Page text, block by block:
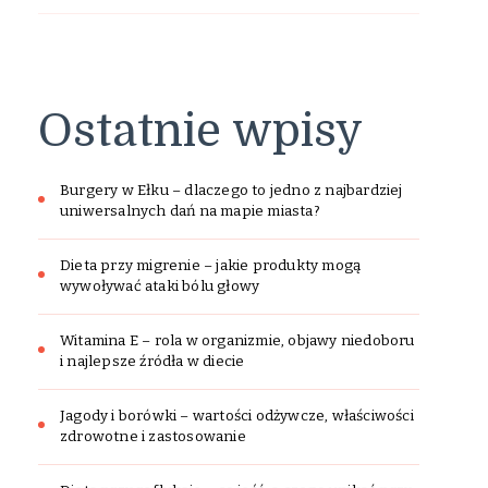
Ostatnie wpisy
Burgery w Ełku – dlaczego to jedno z najbardziej
uniwersalnych dań na mapie miasta?
Dieta przy migrenie – jakie produkty mogą
wywoływać ataki bólu głowy
Witamina E – rola w organizmie, objawy niedoboru
i najlepsze źródła w diecie
Jagody i borówki – wartości odżywcze, właściwości
zdrowotne i zastosowanie